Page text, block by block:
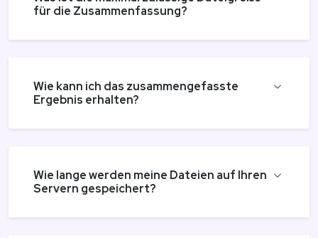
für die Zusammenfassung?
Wie kann ich das zusammengefasste
Ergebnis erhalten?
Wie lange werden meine Dateien auf Ihren
Servern gespeichert?